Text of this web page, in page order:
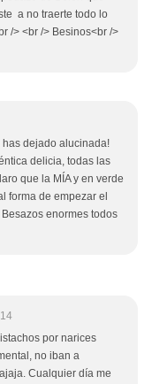
a no traerte todo lo
/> <br /> Besinos<br />
dejado alucinada!
delicia, todas las
que la MÍA y en verde
forma de empezar el
enormes todos
por narices
no iban a
Cualquier día me